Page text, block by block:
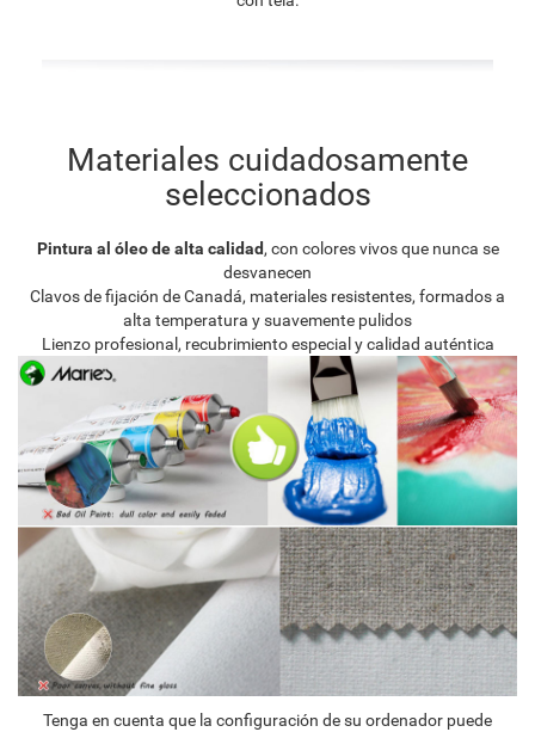
Materiales cuidadosamente
seleccionados
Pintura al óleo de alta calidad, con colores vivos que nunca se
desvanecen
Clavos de fijación de Canadá, materiales resistentes, formados a
alta temperatura y suavemente pulidos
Lienzo profesional, recubrimiento especial y calidad auténtica
Tenga en cuenta que la configuración de su ordenador puede